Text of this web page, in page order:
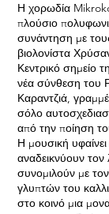
Η χορωδία
πλούσιο
συνάντηση με
βιολονίστα
Κεντρικό σημείο
νέα σύνθεση του
Καραντζιά,
σόλο
από την ποίηση
Η μουσική
αναδεικνύουν
συνομιλούν με
γλυπτών του
στο κοινό μια